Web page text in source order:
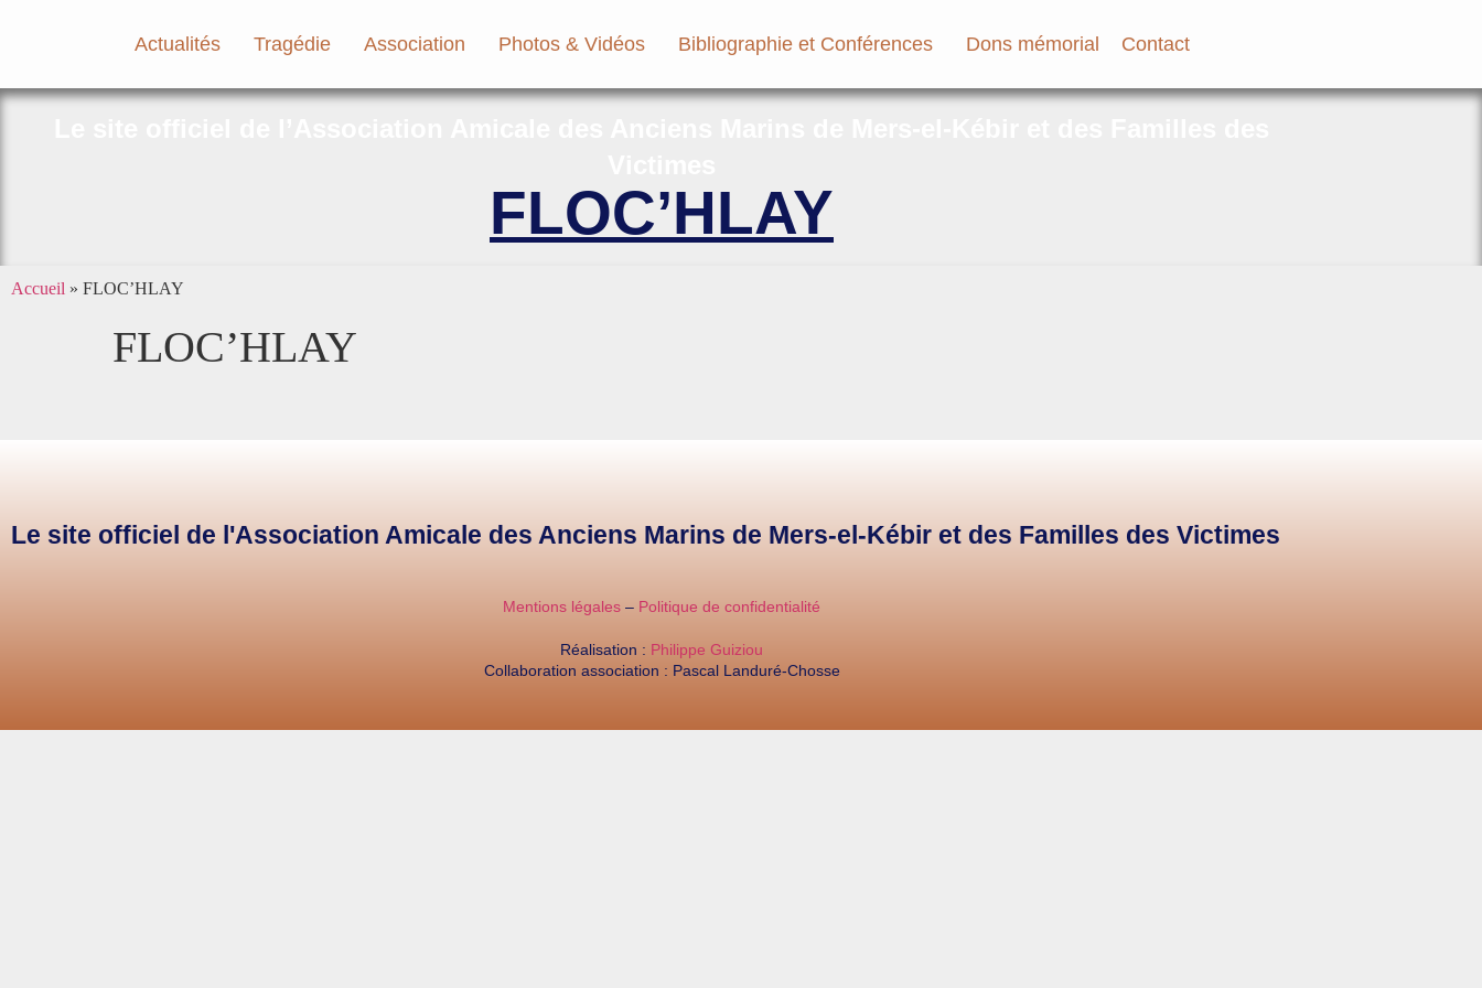
Actualités Tragédie Association Photos & Vidéos Bibliographie et Conférences Dons mémorial Contact
FLOC’HLAY
Accueil » FLOC’HLAY
FLOC’HLAY
Le site officiel de l'Association Amicale des Anciens Marins de Mers-el-Kébir et des Familles des Victimes
Mentions légales – Politique de confidentialité
Réalisation : Philippe Guiziou
Collaboration association : Pascal Landuré-Chosse